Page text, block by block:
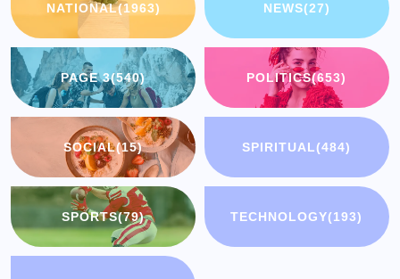
NATIONAL(1963) NEWS(27)
PAGE 3(540) POLITICS(653)
SOCIAL(15) SPIRITUAL(484)
SPORTS(79) TECHNOLOGY(193)